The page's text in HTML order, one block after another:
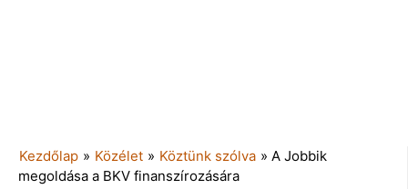
Kezdőlap » Közélet » Köztünk szólva » A Jobbik
megoldása a BKV finanszírozására